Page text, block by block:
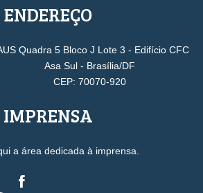
ENDEREÇO
Quadra 5 Bloco J Lote 3 - Edifício CFC
Asa Sul - Brasília/DF
CEP: 70070-920
IMPRENSA
a área dedicada à imprensa.